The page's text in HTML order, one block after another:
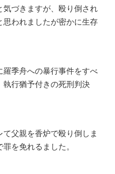
気づきますが、殴り倒され
思われましたが密かに生存
羅季舟への暴行事件をすべ
執行猶予付きの死刑判決
父親を香炉で殴り倒しま
を免れるました。